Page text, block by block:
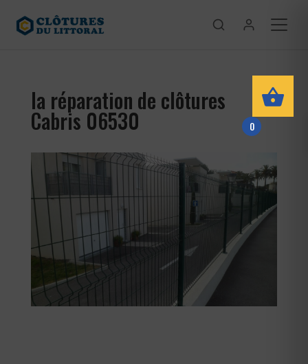
la réparation de clôtures
Cabris 06530 0